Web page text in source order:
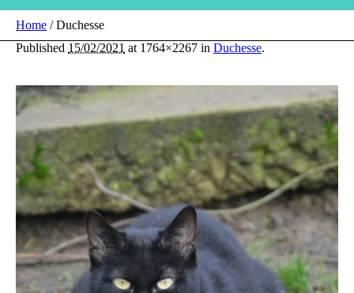
Home /Duchesse
Published 15/02/2021 at 1764×2267 in Duchesse.